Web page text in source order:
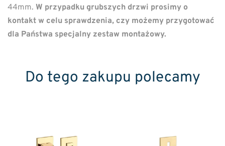
44mm. W przypadku grubszych drzwi prosimy o
kontakt w celu sprawdzenia, czy możemy przygotować
dla Państwa specjalny zestaw montażowy.
Do tego zakupu polecamy